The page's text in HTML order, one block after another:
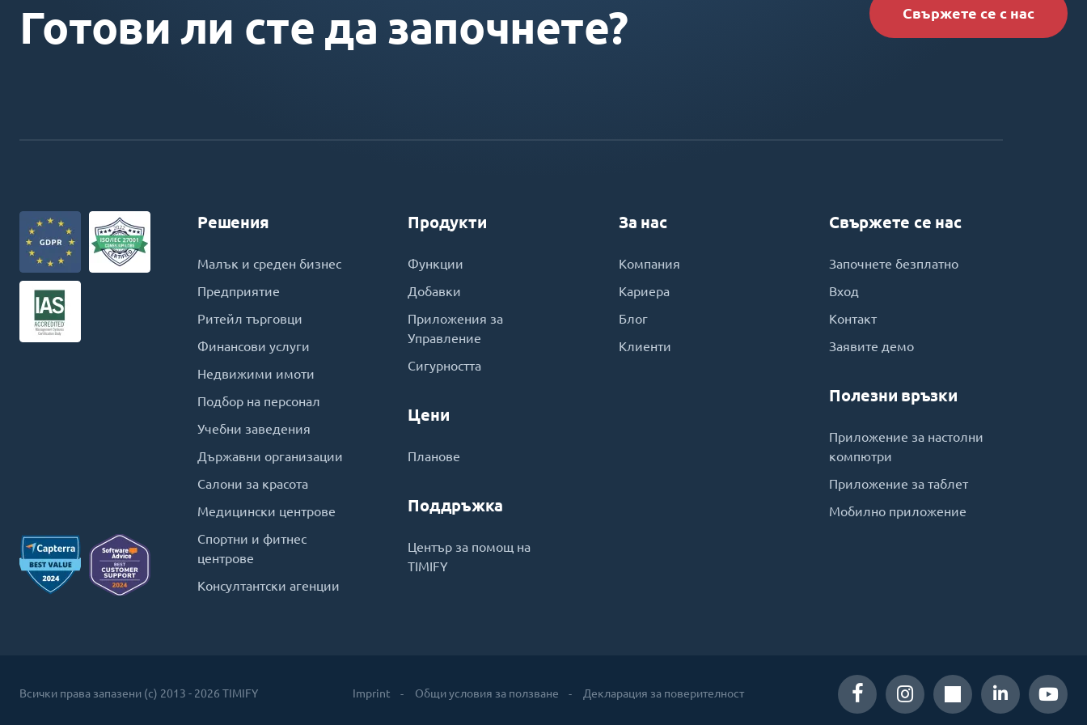
Готови ли сте да започнете? Свържете се с нас
Решения
Малък и среден бизнес
Предприятие
Ритейл търговци
Финансови услуги
Недвижими имоти
Подбор на персонал
Учебни заведения
Държавни организации
Салони за красота
Медицински центрове
Спортни и фитнес
центрове
Консултантски агенции
Продукти
Функции
Добавки
Приложения за
Управление
Сигурността
Цени
Планове
Поддръжка
Център за помощ на
TIMIFY
За нас
Компания
Кариера
Блог
Клиенти
Свържете се нас
Започнете безплатно
Вход
Контакт
Заявите демо
Полезни връзки
Приложение за настолни
компютри
Приложение за таблет
Мобилно приложение
Всички права запазени (c) 2013 - 2026 TIMIFY Imprint Общи условия за ползване Декларация за поверителност